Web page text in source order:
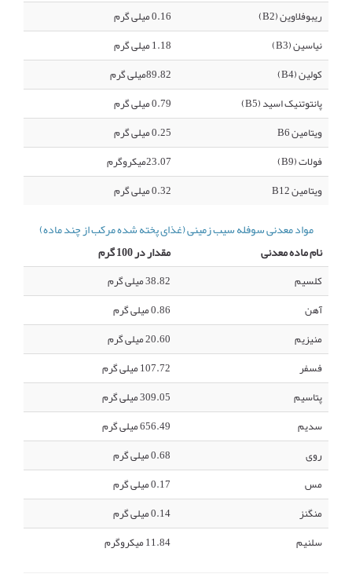
ریبوفلاوین (B2)
0.16 میلی گرم
نیاسین (B3)
1.18 میلی گرم
کولین (B4)
89.82میلی گرم
پانتوتنیک اسید (B5)
0.79 میلی گرم
ویتامین B6
0.25 میلی گرم
فولات (B9)
23.07میکروگرم
ویتامین B12
0.32 میلی گرم
مواد معدنی سوفله سیب زمینی (غذای پخته شده مرکب از چند ماده)
نام ماده معدنی
مقدار در 100 گرم
کلسیم
38.82 میلی گرم
آهن
0.86 میلی گرم
منیزیم
20.60 میلی گرم
فسفر
107.72 میلی گرم
پتاسیم
309.05 میلی گرم
سدیم
656.49 میلی گرم
روی
0.68 میلی گرم
مس
0.17 میلی گرم
منگنز
0.14 میلی گرم
سلنیم
11.84 میکروگرم